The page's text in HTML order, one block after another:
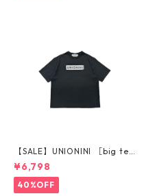
【SALE】UNIONINI ［big te
¥6,798
40%OFF